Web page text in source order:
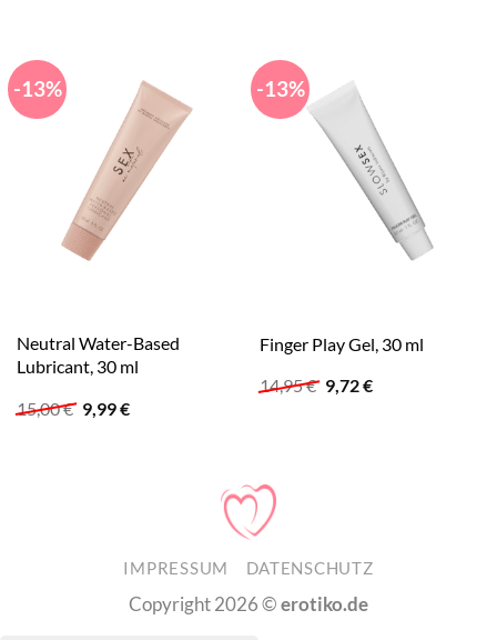
-13%
Neutral Water-Based
Lubricant, 30 ml
15,00€ Ursprünglicher
Preis
9,99€Aktueller
-13%
Finger Play Gel, 30 ml
14,95€ Ursprünglicher
9,72€Aktueller
IMPRESSUM DATENSCHUTZ
Copyright 2026 ©erotiko.de